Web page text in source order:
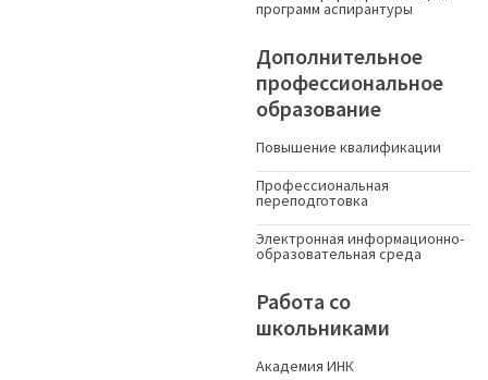
программ аспирантуры
Дополнительное
профессиональное
образование
Повышение квалификации
Профессиональная
переподготовка
Электронная информационно-
образовательная среда
Работа со
школьниками
Академия ИНК